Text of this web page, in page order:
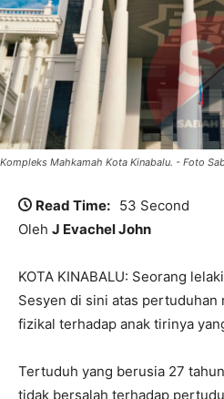
Kompleks Mahkamah Kota Kinabalu. - Foto
Read Time: 53 Second
Oleh J Evachel John
KOTA KINABALU: Seorang
Sesyen di sini atas pertuduhan
fizikal terhadap anak tirinya
Tertuduh yang berusia 27
tidak bersalah terhadap